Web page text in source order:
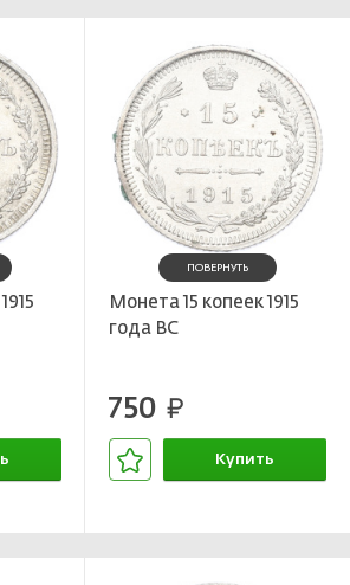
ПОВЕРНУТЬ
Монета 15 копеек 1915
года ВС
750 руб.
Купить